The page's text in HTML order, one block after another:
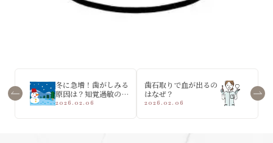
冬に急増！歯がしみる
原因は？知覚過敏の正
体と対処法
2026.02.06
歯石取りで血が出るの
はなぜ？
2026.02.06